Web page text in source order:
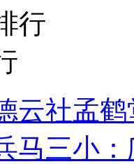
行
云社孟
马三小